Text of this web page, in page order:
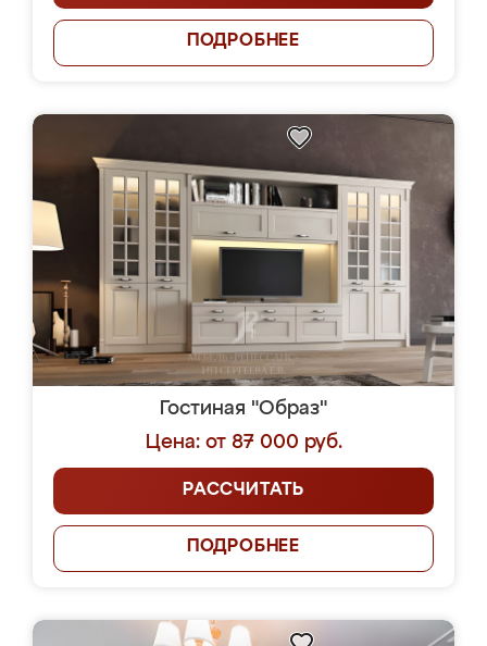
ПОДРОБНЕЕ
Гостиная "Образ"
Цена: от 87 000 руб.
РАССЧИТАТЬ
ПОДРОБНЕЕ